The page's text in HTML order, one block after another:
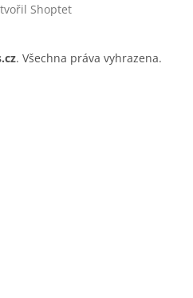
Shoptet
. Všechna práva vyhrazena.